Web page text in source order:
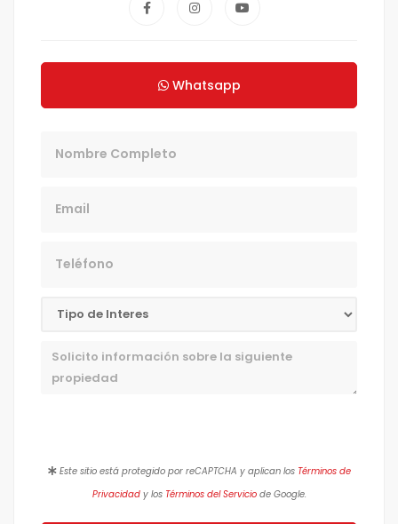
Whatsapp
Mensaje
Este sitio está protegido por reCAPTCHA y aplican los Términos de
Privacidady los Términos del Serviciode Google.